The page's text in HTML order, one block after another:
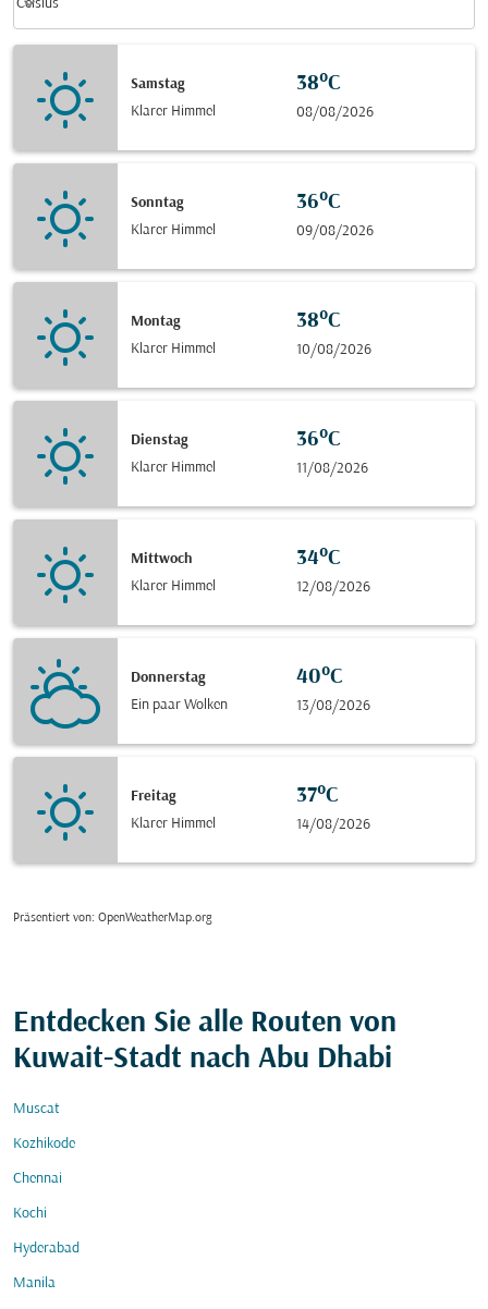
Celsius
Samstag
Klarer Himmel
38°C
08/08/2026
Sonntag
Klarer Himmel
36°C
09/08/2026
Montag
Klarer Himmel
38°C
10/08/2026
Dienstag
Klarer Himmel
36°C
11/08/2026
Mittwoch
Klarer Himmel
34°C
12/08/2026
Donnerstag
Ein paar Wolken
40°C
13/08/2026
Freitag
Klarer Himmel
37°C
14/08/2026
Präsentiert von: OpenWeatherMap.org
Entdecken Sie alle Routen von
Kuwait-Stadt nach Abu Dhabi
Muscat
Kozhikode
Chennai
Kochi
Hyderabad
Manila